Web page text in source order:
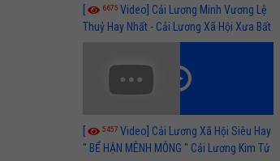
6675 Video] Cải Lương Minh Vương Lệ
Thuỷ Hay Nhất - Cải Lương Xã Hội Xưa Bất
5457 Video] Cải Lương Xã Hội Siêu Hay
" BỂ HẬN MÊNH MÔNG " Cải Lương Kim Tử